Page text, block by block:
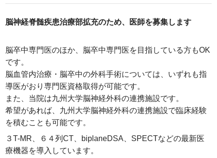
脳神経脊髄疾患治療部拡充のため、医師を募集します
脳卒中専門医のほか、脳卒中専門医を目指している方もOK
です。
脳血管内治療・脳卒中の外科手術については、いずれも指
導医がおり専門医資格取得が可能です。
また、当院は九州大学脳神経外科の連携施設です。
希望があれば、九州大学脳神経外科の連携施設で臨床経験
を積むことも可能です。
３T-MR、６４列CT、biplaneDSA、SPECTなどの最新医
療機器を導入しています。